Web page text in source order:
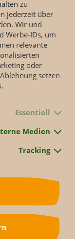
zu
jederzeit über
Wir und
Werbe-IDs, um
relevante
oder
setzen
Essentiell
Medien
Tracking